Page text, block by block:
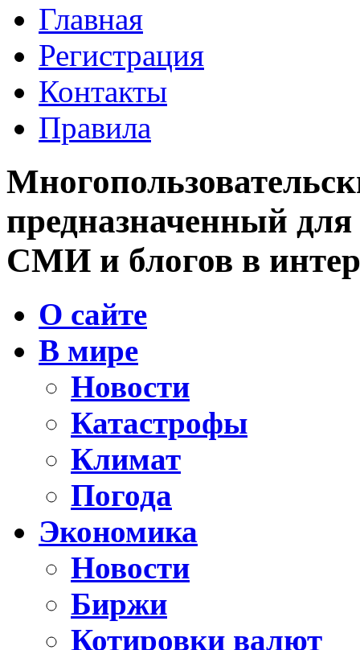
Главная
Регистрация
Контакты
Правила
предназначенный
СМИ и блогов в
О сайте
В мире
Новости
Катастрофы
Климат
Погода
Экономика
Новости
Биржи
Котировки валют